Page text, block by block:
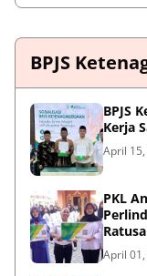
BPJS
BPJS
Kerja
April
PKL
April